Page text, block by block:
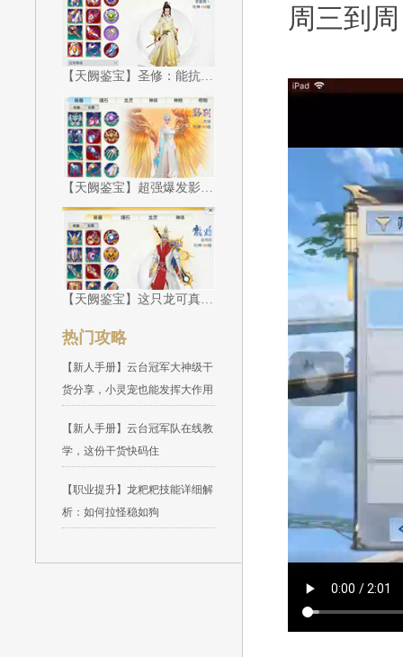
【天阙鉴宝】圣修：能抗能打面面俱到
【天阙鉴宝】超强爆发影刹应战！
【天阙鉴宝】这只龙可真是霸道不讲理！
热门攻略
【新人手册】云台冠军大神级干
货分享，小灵宠也能发挥大作用
【新人手册】云台冠军队在线教
学，这份干货快码住
【职业提升】龙粑粑技能详细解
析：如何拉怪稳如狗
周三到